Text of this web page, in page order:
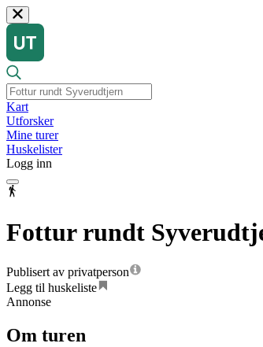
Kart
Utforsker
Mine turer
Huskelister
Logg inn
Fottur rundt
Publisert av privatperson
Legg til huskeliste
Annonse
Om turen